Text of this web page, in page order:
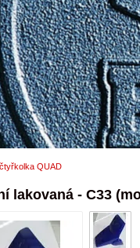
QUAD
lakovaná - C33